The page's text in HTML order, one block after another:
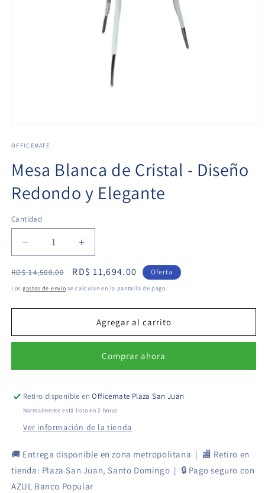
OFFICEMATE
Mesa Blanca de Cristal - Diseño
Redondo y Elegante
Cantidad
Cantidad
Reducir
cantidad
para
Mesa
de
-
y
Aumentar
cantidad
para
Mesa
de
Cristal
-
Redondo
y
Precio
habitual
RD$ 14,500.00
Precio
de
RD$ 11,694.00 Oferta
Los gastos de envío se calculan en la pantalla de pago.
Agregar al carrito
Comprar ahora
Retiro disponible enOfficemate Plaza San Juan
Normalmente está listo en 2 horas
Ver información de la tienda
🚚 Entrega disponible en zona metropolitana | 🏬 Retiro en
tienda: Plaza San Juan, Santo Domingo | 🔒 Pago seguro con
AZUL Banco Popular